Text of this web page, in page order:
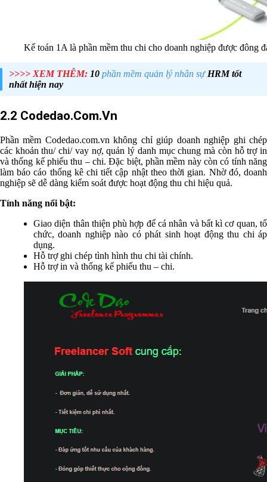
Kế toán 1A là phần mềm thu chi cho doanh nghiệp được đông
>>>> XEM THÊM: 10 phần mềm quản lý nhân sựHRM tốt
nhất hiện nay
2.2 Codedao.Com.Vn
Phần mềm Codedao.com.vn không chỉ giúp doanh nghiệp ghi chép
các khoản thu/ chi/ vay nợ, quản lý danh mục chung mà còn hỗ trợ in
và thống kế phiếu thu – chi. Đặc biệt, phần mềm này còn có tính năng
làm báo cáo thống kê chi tiết cập nhật theo thời gian. Nhờ đó, doanh
nghiệp sẽ dễ dàng kiểm soát được hoạt động thu chi hiệu quả.
Tính năng nổi bật:
Giao diện thân thiện phù hợp để cá nhân và bất kì cơ quan, tổ
chức, doanh nghiệp nào có phát sinh hoạt động thu chi áp
dụng.
Hỗ trợ ghi chép tình hình thu chi tài chính.
Hỗ trợ in và thống kế phiếu thu – chi.